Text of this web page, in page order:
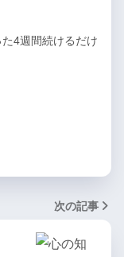
4週間続けるだけ
次の記事